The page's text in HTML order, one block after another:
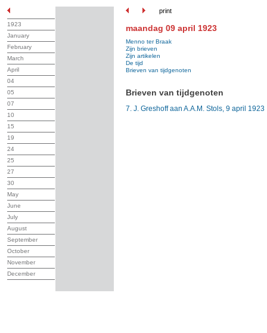
print
1923
January
February
March
April
04
05
07
10
15
19
24
25
27
30
May
June
July
August
September
October
November
December
maandag 09 april 1923
Menno ter Braak
Zijn brieven
Zijn artikelen
De tijd
Brieven van tijdgenoten
Brieven van tijdgenoten
7. J. Greshoff aan A.A.M. Stols, 9 april 1923